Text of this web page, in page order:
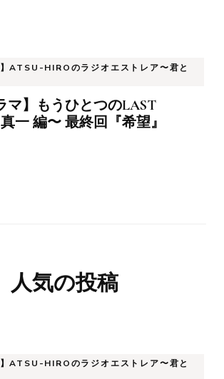
】ATSU-HIROのラジオエストレア〜君と
マ】もうひとつのLAST
一 編〜 最終回『希望』
人気の投稿
】ATSU-HIROのラジオエストレア〜君と